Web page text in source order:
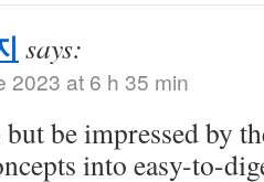
says:
2023 at 6 h 35 min
but be impressed by
into easy-to-